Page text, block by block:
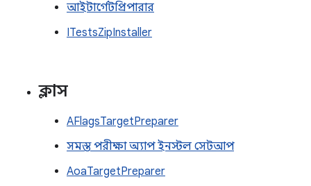
আইটার্গেটপ্রিপারার
ITestsZipInstaller
ক্লাস
AFlagsTargetPreparer
সমস্ত পরীক্ষা অ্যাপ ইনস্টল সেটআপ
AoaTargetPreparer